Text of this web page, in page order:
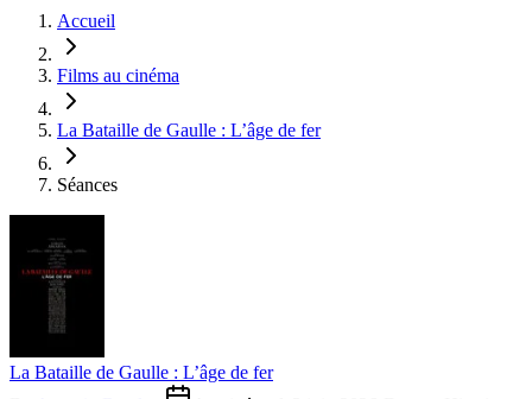
Accueil
Films au cinéma
La Bataille de Gaulle : L’âge de fer
Séances
La Bataille de Gaulle : L’âge de fer